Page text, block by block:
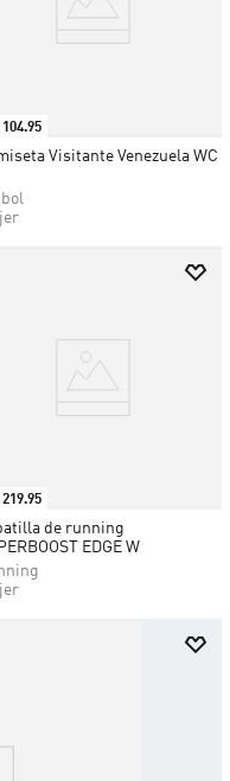
104.95
Visitante Venezuela WC
219.95
de running
EDGE W